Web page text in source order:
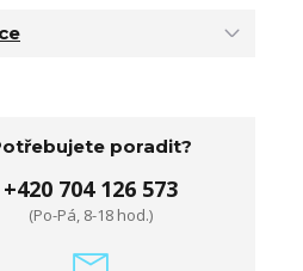
poradit?
+420 704 126 573
(Po-Pá, 8-18 hod.)